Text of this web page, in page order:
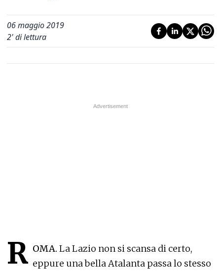
06 maggio 2019
2' di lettura
R OMA. La Lazio non si scansa di certo,
eppure una bella Atalanta passa lo stesso